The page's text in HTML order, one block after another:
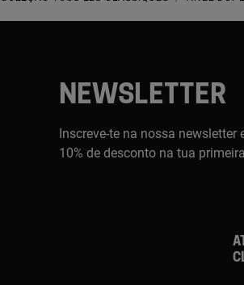
NEWSLETTER
Inscreve-te na nossa newsletter
10% de desconto na tua